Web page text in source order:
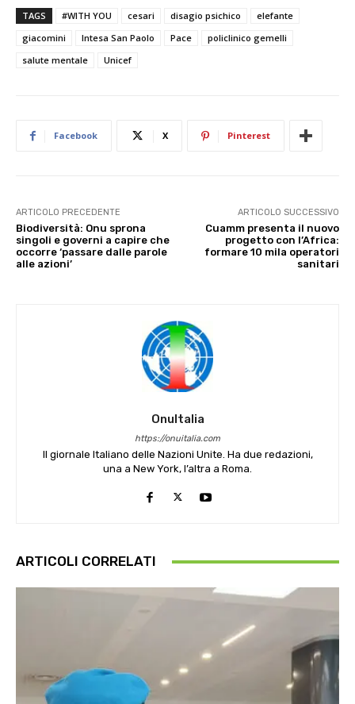
TAGS #WITH YOU cesari disagio psichico
elefante
giacomini
Intesa San Paolo Pace
policlinico gemelli
salute mentale
Unicef
Facebook X Pinterest
ARTICOLO PRECEDENTE
Biodiversità: Onu sprona
singoli e governi a capire che
occorre ‘passare dalle parole
alle azioni’
ARTICOLO SUCCESSIVO
Cuamm presenta il nuovo
progetto con l’Africa:
formare 10 mila operatori
sanitari
OnuItalia
https://onuitalia.com
Il giornale Italiano delle Nazioni Unite. Ha due redazioni,
una a New York, l’altra a Roma.
ARTICOLI CORRELATI